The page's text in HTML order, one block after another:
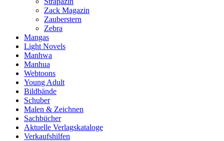
Zack Magazin
Zauberstern
Zebra
Mangas
Light Novels
Manhwa
Manhua
Webtoons
Young Adult
Bildbände
Schuber
Malen & Zeichnen
Sachbücher
Aktuelle Verlagskataloge
Verkaufshilfen